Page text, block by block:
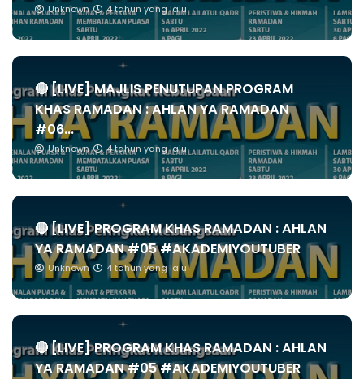
Unknown 4 tahun yang lalu
🔴 [LIVE] MAJLIS PENUTUPAN PROGRAM
KHAS RAMADAN : AHLAN YA RAMADAN
#06...
Unknown 4 tahun yang lalu
🔴 [LIVE] PROGRAM KHAS RAMADAN : AHLAN
YA RAMADAN #05 #AKADEMIYOUTUBER
Unknown 4 tahun yang lalu
🔴 [LIVE] PROGRAM KHAS RAMADAN : AHLAN
YA RAMADAN #05 #AKADEMIYOUTUBER